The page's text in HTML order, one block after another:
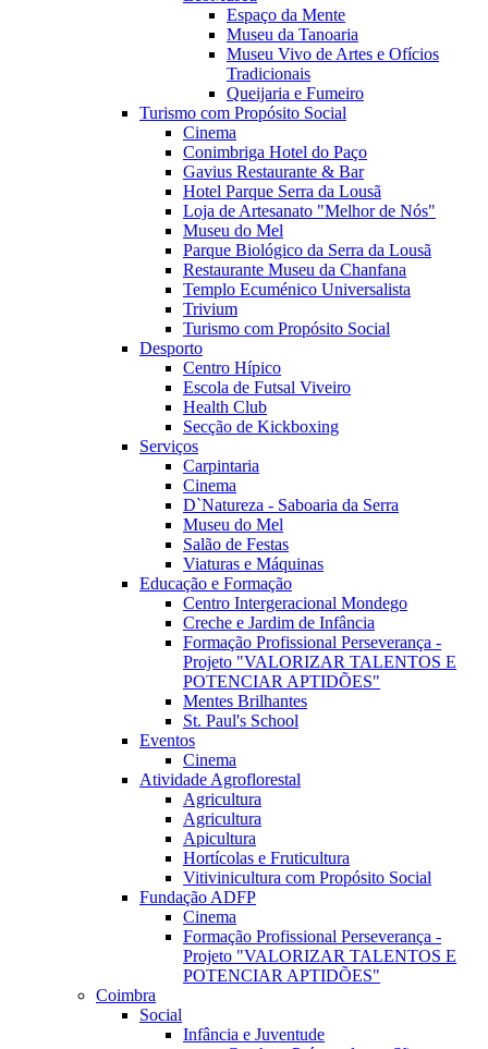
Espaço da Mente
Museu da Tanoaria
Museu Vivo de Artes e Ofícios
Tradicionais
Queijaria e Fumeiro
Turismo com Propósito Social
Cinema
Conimbriga Hotel do Paço
Gavius Restaurante & Bar
Hotel Parque Serra da Lousã
Loja de Artesanato "Melhor de Nós"
Museu do Mel
Parque Biológico da Serra da Lousã
Restaurante Museu da Chanfana
Templo Ecuménico Universalista
Trivium
Turismo com Propósito Social
Desporto
Centro Hípico
Escola de Futsal Viveiro
Health Club
Secção de Kickboxing
Serviços
Carpintaria
Cinema
D`Natureza - Saboaria da Serra
Museu do Mel
Salão de Festas
Viaturas e Máquinas
Educação e Formação
Centro Intergeracional Mondego
Creche e Jardim de Infância
Formação Profissional Perseverança -
Projeto "VALORIZAR TALENTOS E
POTENCIAR APTIDÕES"
Mentes Brilhantes
St. Paul's School
Eventos
Cinema
Atividade Agroflorestal
Agricultura
Agricultura
Apicultura
Hortícolas e Fruticultura
Vitivinicultura com Propósito Social
Fundação ADFP
Cinema
Formação Profissional Perseverança -
Projeto "VALORIZAR TALENTOS E
POTENCIAR APTIDÕES"
Coimbra
Social
Infância e Juventude